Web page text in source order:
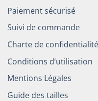
Paiement sécurisé
Suivi de commande
Charte de confidentialité
Conditions d’utilisation
Mentions Légales
Guide des tailles